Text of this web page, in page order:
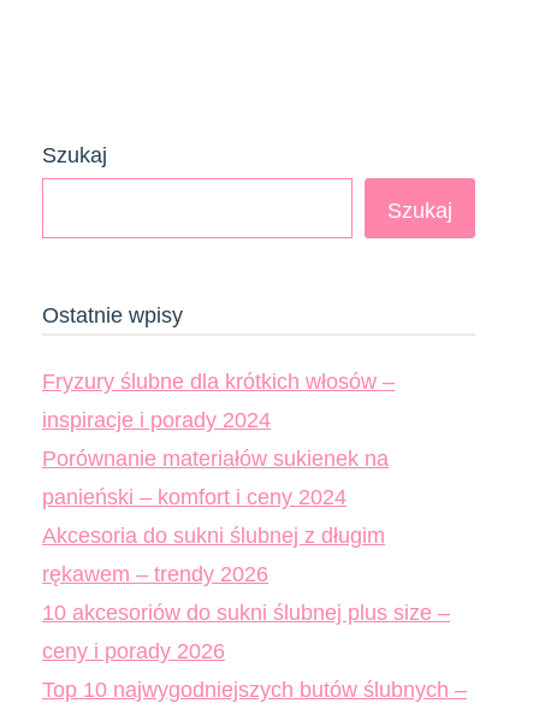
Szukaj
Szukaj
Ostatnie wpisy
Fryzury ślubne dla krótkich włosów –
inspiracje i porady 2024
Porównanie materiałów sukienek na
panieński – komfort i ceny 2024
Akcesoria do sukni ślubnej z długim
rękawem – trendy 2026
10 akcesoriów do sukni ślubnej plus size –
ceny i porady 2026
Top 10 najwygodniejszych butów ślubnych –